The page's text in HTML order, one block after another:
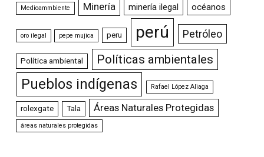
Medioammbiente Minería minería ilegal océanos
oro ilegal pepe mujica peru perú Petróleo
Política ambiental Políticas ambientales
Pueblos indígenas Rafael López Aliaga
rolexgate Tala Áreas Naturales Protegidas
áreas naturales protegidas